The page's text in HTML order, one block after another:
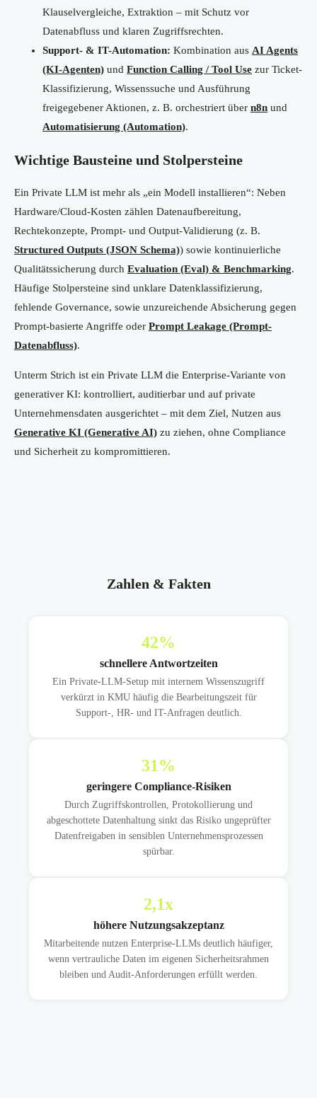
Klauselvergleiche, Extraktion – mit Schutz vor
Datenabfluss und klaren Zugriffsrechten.
Support- & IT-Automation: Kombination aus AI Agents
(KI-Agenten) und Function Calling / Tool Use zur Ticket-
Klassifizierung, Wissenssuche und Ausführung
freigegebener Aktionen, z. B. orchestriert über n8n und
Automatisierung (Automation).
Wichtige Bausteine und Stolpersteine
Ein Private LLM ist mehr als „ein Modell installieren“: Neben
Hardware/Cloud-Kosten zählen Datenaufbereitung,
Rechtekonzepte, Prompt- und Output-Validierung (z. B.
Structured Outputs (JSON Schema)) sowie kontinuierliche
Qualitätssicherung durch Evaluation (Eval) & Benchmarking.
Häufige Stolpersteine sind unklare Datenklassifizierung,
fehlende Governance, sowie unzureichende Absicherung gegen
Prompt-basierte Angriffe oder Prompt Leakage (Prompt-
Datenabfluss).
Unterm Strich ist ein Private LLM die Enterprise-Variante von
generativer KI: kontrolliert, auditierbar und auf private
Unternehmensdaten ausgerichtet – mit dem Ziel, Nutzen aus
Generative KI (Generative AI) zu ziehen, ohne Compliance
und Sicherheit zu kompromittieren.
Zahlen & Fakten
42%
schnellere Antwortzeiten
Ein Private-LLM-Setup mit internem Wissenszugriff
verkürzt in KMU häufig die Bearbeitungszeit für
Support-, HR- und IT-Anfragen deutlich.
31%
geringere Compliance-Risiken
Durch Zugriffskontrollen, Protokollierung und
abgeschottete Datenhaltung sinkt das Risiko ungeprüfter
Datenfreigaben in sensiblen Unternehmensprozessen
spürbar.
2,1x
höhere Nutzungsakzeptanz
Mitarbeitende nutzen Enterprise-LLMs deutlich häufiger,
wenn vertrauliche Daten im eigenen Sicherheitsrahmen
bleiben und Audit-Anforderungen erfüllt werden.